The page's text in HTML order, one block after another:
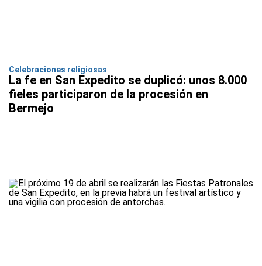
Celebraciones religiosas
La fe en San Expedito se duplicó: unos 8.000
fieles participaron de la procesión en
Bermejo